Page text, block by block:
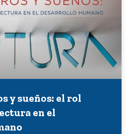
y sueños: el rol
en el